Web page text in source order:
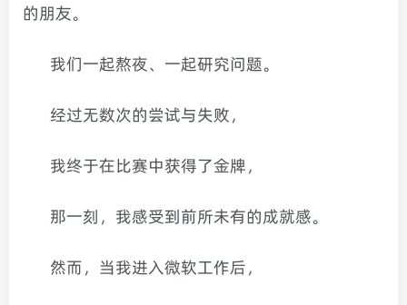
的朋友。
我们一起熬夜、一起研究问题。
经过无数次的尝试与失败，
我终于在比赛中获得了金牌，
那一刻，我感受到前所未有的成就感。
然而，当我进入微软工作后，